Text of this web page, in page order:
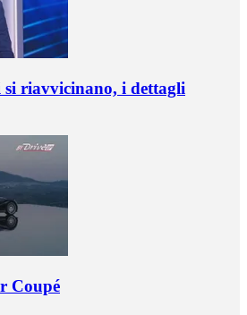
riavvicinano, i dettagli
Coupé